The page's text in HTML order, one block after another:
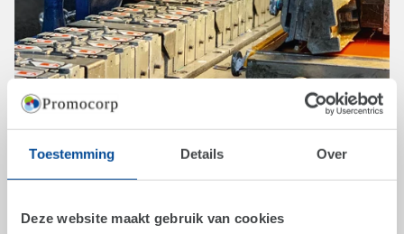
Toestemming Details Over
Deze website maakt gebruik van cookies
How it's made
Wij produceren en verkopen bedrukte paperclips. Naast de
metaal. Functioneel, herbruikbaar en duurzaam. In een wereld